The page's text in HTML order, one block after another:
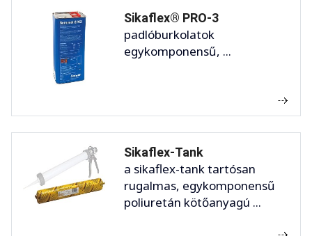
Sikaflex® PRO-3
padlóburkolatok
egykomponensű, ...
Sikaflex-Tank
a sikaflex-tank tartósan
rugalmas, egykomponensű
poliuretán kötőanyagú ...